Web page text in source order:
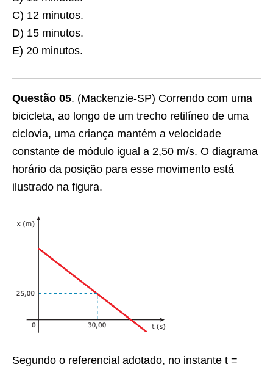
C) 12 minutos.
D) 15 minutos.
E) 20 minutos.
Questão 05. (Mackenzie-SP) Correndo com uma
bicicleta, ao longo de um trecho retilíneo de uma
ciclovia, uma criança mantém a velocidade
constante de módulo igual a 2,50 m/s. O diagrama
horário da posição para esse movimento está
ilustrado na figura.
Segundo o referencial adotado, no instante t =